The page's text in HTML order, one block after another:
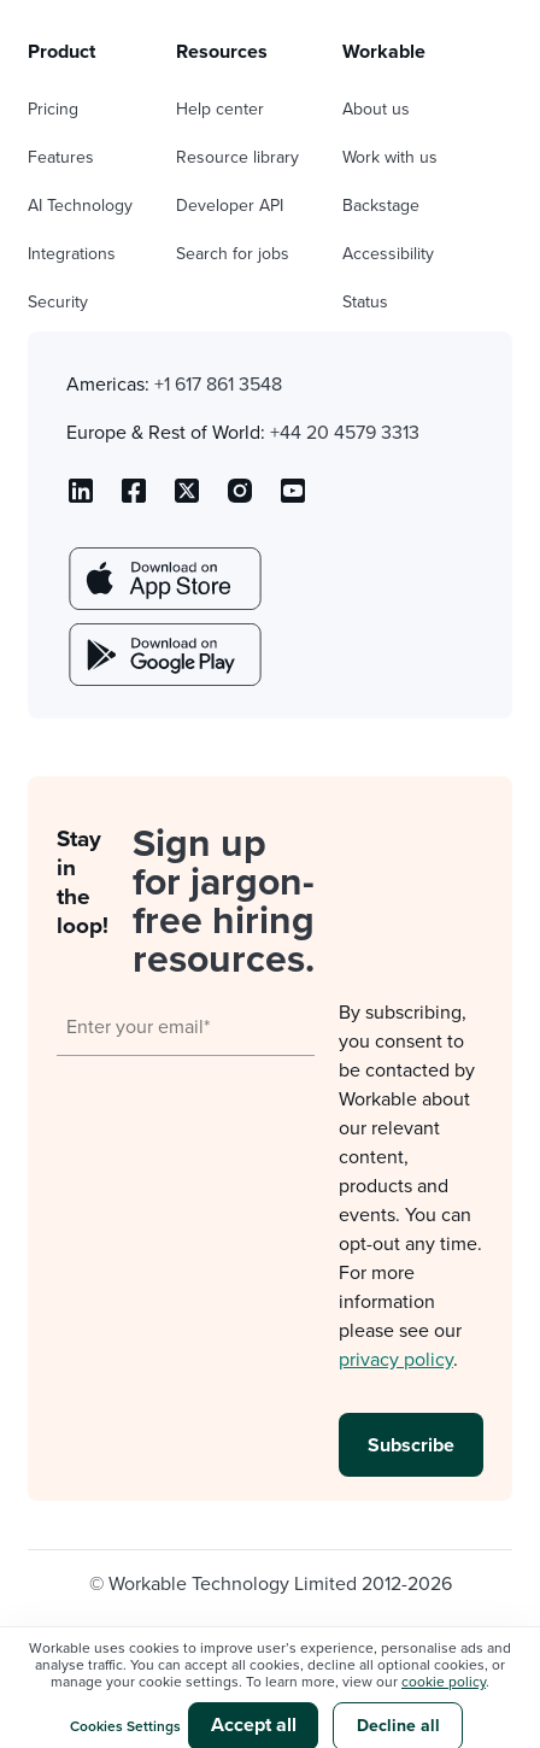
Workable uses cookies to improve user’s experience, personalise ads and
analyse traffic. You can accept all cookies, decline all optional cookies, or
manage your cookie settings. To learn more, view our cookie policy.
Cookies Settings Accept all Decline all
Product
Pricing
Features
AI Technology
Integrations
Security
Resources
Help center
Resource library
Developer API
Search for jobs
Workable
About us
Work with us
Backstage
Accessibility
Status
Americas: +1 617 861 3548
Europe & Rest of World: +44 20 4579 3313
Stay
in
the
loop!
Sign up
for jargon-
free hiring
resources.
By subscribing,
you consent to
be contacted by
Workable about
our relevant
content,
products and
events. You can
opt-out any time.
For more
information
please see our
privacy policy.
© Workable Technology Limited 2012-2026
Privacy policy
Cookie Settings
Do not sell/share my personal information
Modern slavery statement